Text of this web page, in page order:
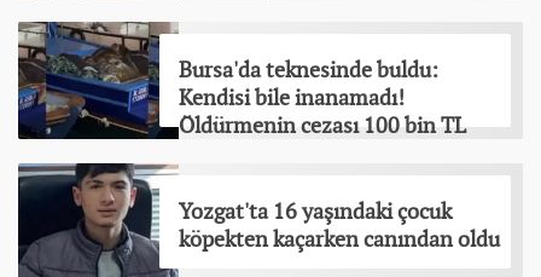
Bursa'da teknesinde buldu:
Kendisi bile inanamadı!
Öldürmenin cezası 100 bin TL
Yozgat'ta 16 yaşındaki çocuk
köpekten kaçarken canından oldu